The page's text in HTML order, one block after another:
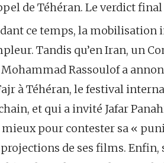
de Téhéran. Le verdict
ce temps, la mobilisation
Tandis qu’en Iran, un
Mohammad Rassoulof a
à Téhéran, le festival
et qui a invité Jafar
mieux pour contester sa «
de ses films. Enfin,